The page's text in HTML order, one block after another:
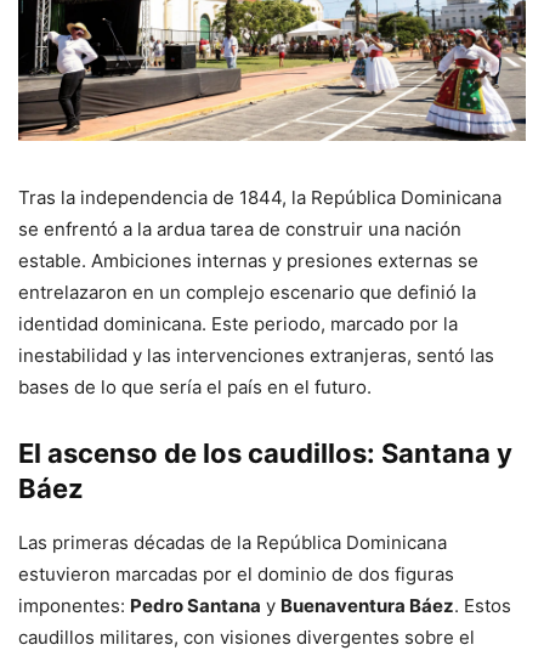
Tras la independencia de 1844, la República Dominicana
se enfrentó a la ardua tarea de construir una nación
estable. Ambiciones internas y presiones externas se
entrelazaron en un complejo escenario que definió la
identidad dominicana. Este periodo, marcado por la
inestabilidad y las intervenciones extranjeras, sentó las
bases de lo que sería el país en el futuro.
El ascenso de los caudillos: Santana y
Báez
Las primeras décadas de la República Dominicana
estuvieron marcadas por el dominio de dos figuras
imponentes: Pedro Santana y Buenaventura Báez. Estos
caudillos militares, con visiones divergentes sobre el